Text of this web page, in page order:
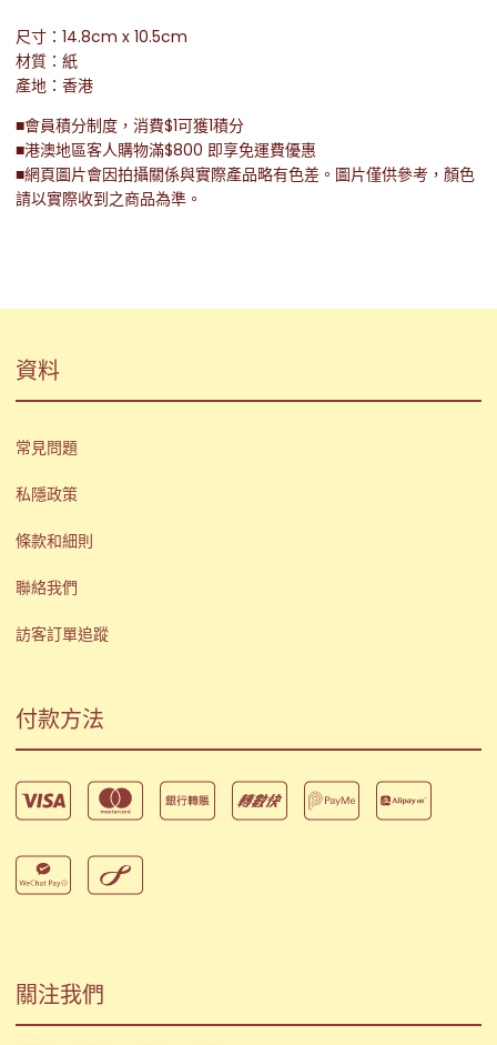
尺寸：14.8cm x 10.5cm
材質：紙
產地：香港
■會員積分制度，消費$1可獲1積分
■港澳地區客人購物滿$800 即享免運費優惠
■網頁圖片會因拍攝關係與實際產品略有色差。圖片僅供參考，顏色
請以實際收到之商品為準。
資料
常見問題
私隱政策
條款和細則
聯絡我們
訪客訂單追蹤
付款方法
關注我們